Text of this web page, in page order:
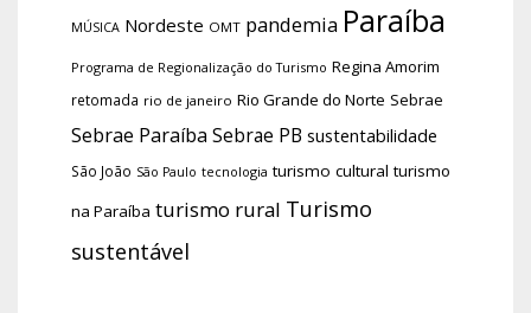
MÚSICA Nordeste OMT pandemia Paraíba
Programa de Regionalização do Turismo Regina Amorim
retomada rio de janeiro Rio Grande do Norte Sebrae
Sebrae Paraíba Sebrae PB sustentabilidade
São João São Paulo tecnologia turismo cultural turismo
na Paraíba turismo rural Turismo
sustentável